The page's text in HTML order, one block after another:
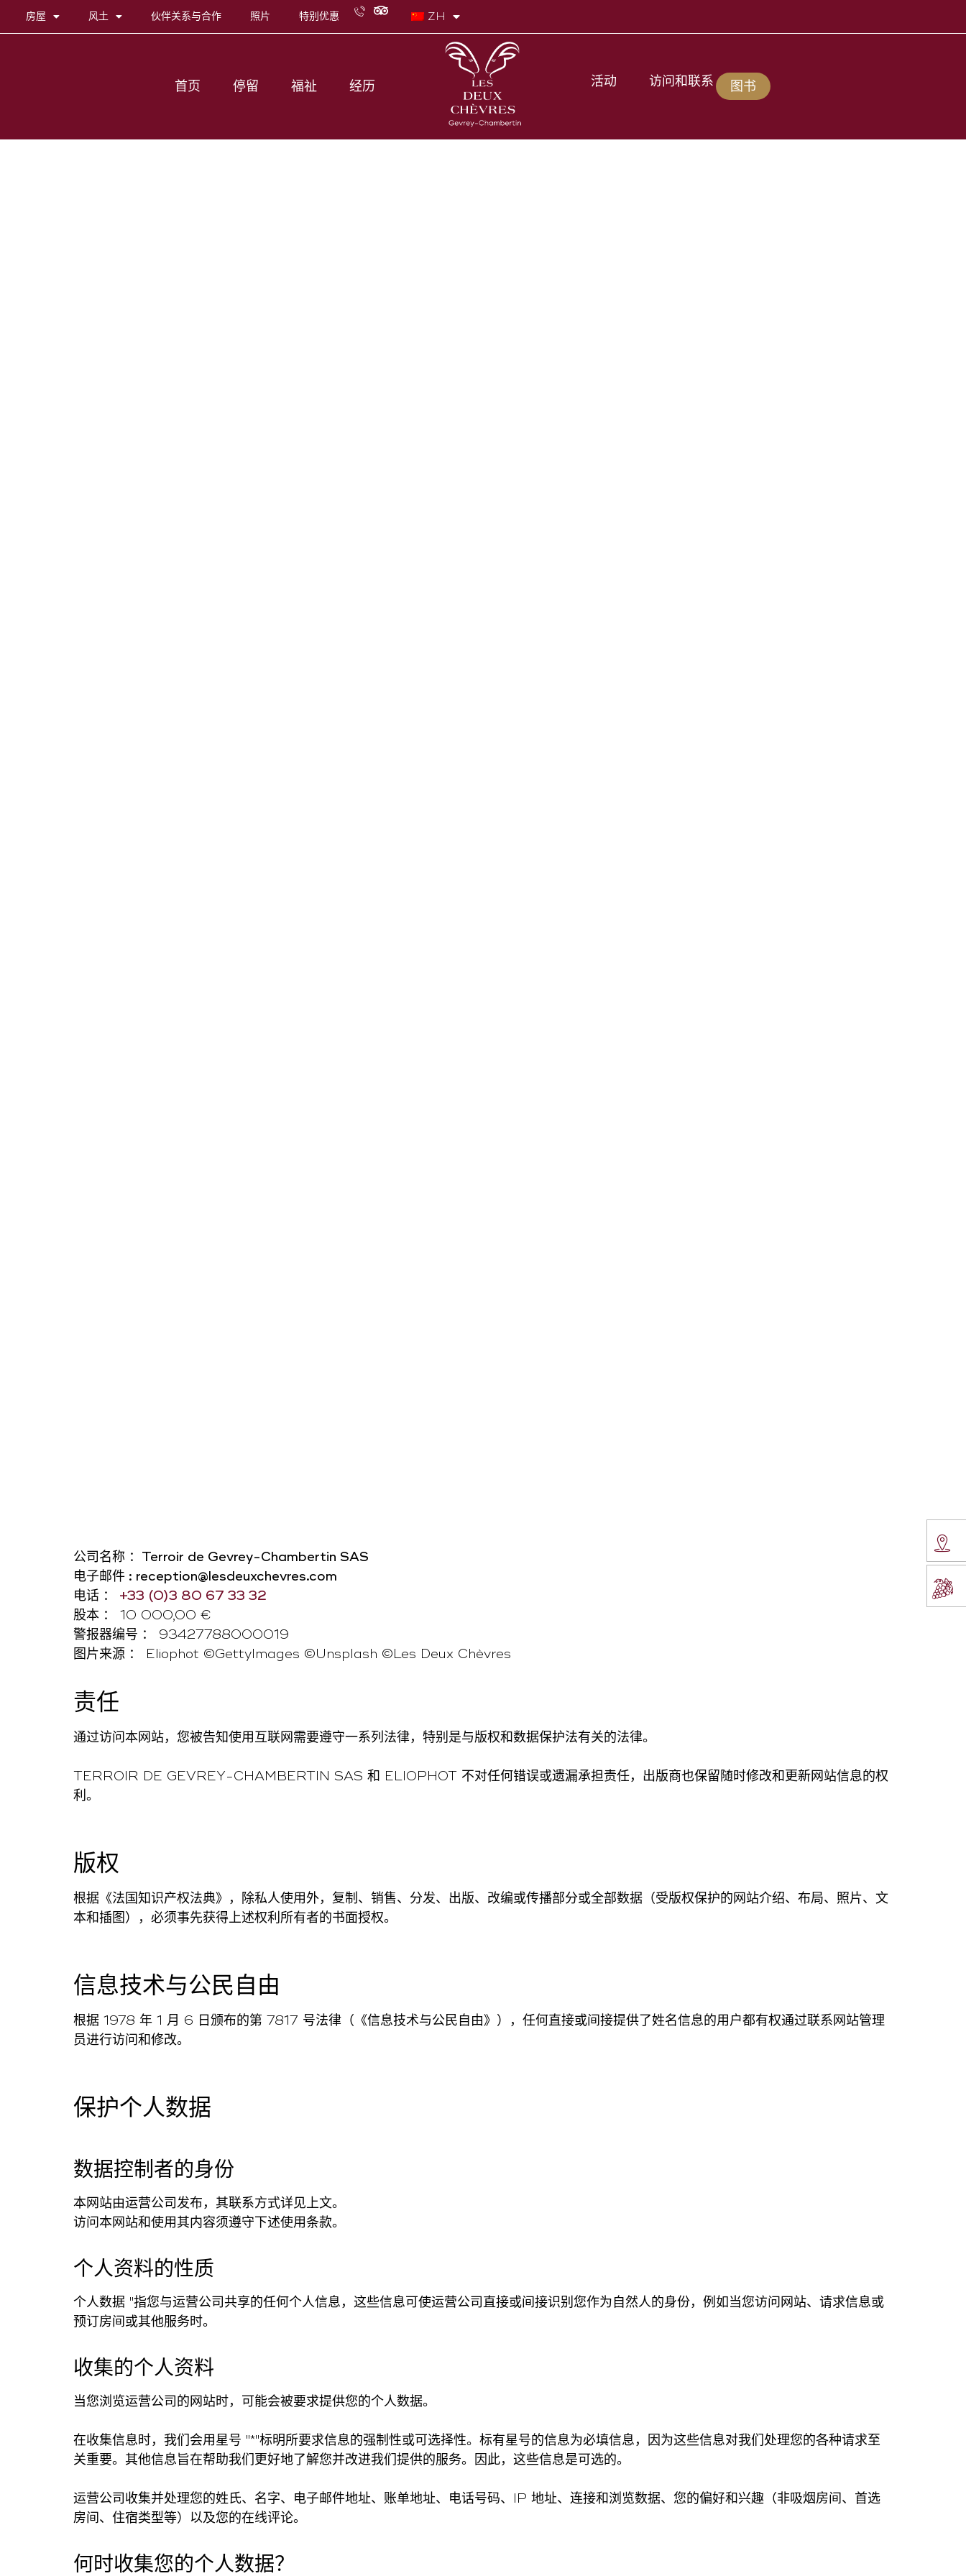
房屋 风土 伙伴关系与合作 照片 特别优惠 ZH
首页 停留 福祉 经历 活动 访问和联系 图书
公司名称 ：Terroir de Gevrey-Chambertin SAS
电子邮件 : reception@lesdeuxchevres.com
电话 ： +33 (0)3 80 67 33 32
股本 ：
10 000,00 €
警报器编号 ：
93427788000019
图片来源 ：
Eliophot ©GettyImages ©Unsplash ©Les Deux Chèvres
责任
通过访问本网站，您被告知使用互联网需要遵守一系列法律，特别是与版权和数据保护法有关的法律。
TERROIR DE GEVREY-CHAMBERTIN SAS 和 ELIOPHOT 不对任何错误或遗漏承担责任，出版商也保留随时修改和更新网站信息的权
利。
版权
根据《法国知识产权法典》，除私人使用外，复制、销售、分发、出版、改编或传播部分或全部数据（受版权保护的网站介绍、布局、照片、文
本和插图），必须事先获得上述权利所有者的书面授权。
信息技术与公民自由
根据 1978 年 1 月 6 日颁布的第 7817 号法律（《信息技术与公民自由》），任何直接或间接提供了姓名信息的用户都有权通过联系网站管理
员进行访问和修改。
保护个人数据
数据控制者的身份
本网站由运营公司发布，其联系方式详见上文。
访问本网站和使用其内容须遵守下述使用条款。
个人资料的性质
个人数据 "指您与运营公司共享的任何个人信息，这些信息可使运营公司直接或间接识别您作为自然人的身份，例如当您访问网站、请求信息或
预订房间或其他服务时。
收集的个人资料
当您浏览运营公司的网站时，可能会被要求提供您的个人数据。
在收集信息时，我们会用星号 "*"标明所要求信息的强制性或可选择性。标有星号的信息为必填信息，因为这些信息对我们处理您的各种请求至
关重要。其他信息旨在帮助我们更好地了解您并改进我们提供的服务。因此，这些信息是可选的。
运营公司收集并处理您的姓氏、名字、电子邮件地址、账单地址、电话号码、IP 地址、连接和浏览数据、您的偏好和兴趣（非吸烟房间、首选
房间、住宿类型等）以及您的在线评论。
何时收集您的个人数据？